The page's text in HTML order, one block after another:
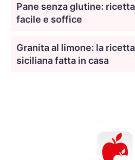
Pane senza glutine:
facile e soffice
Granita al limone: la
siciliana fatta in casa